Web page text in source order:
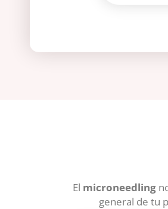
El microneedling
general de tu